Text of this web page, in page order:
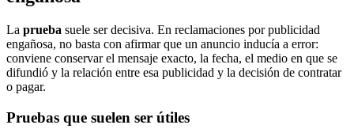
La prueba suele ser decisiva. En reclamaciones por publicidad
engañosa, no basta con afirmar que un anuncio inducía a error:
conviene conservar el mensaje exacto, la fecha, el medio en que se
difundió y la relación entre esa publicidad y la decisión de contratar
o pagar.
Pruebas que suelen ser útiles